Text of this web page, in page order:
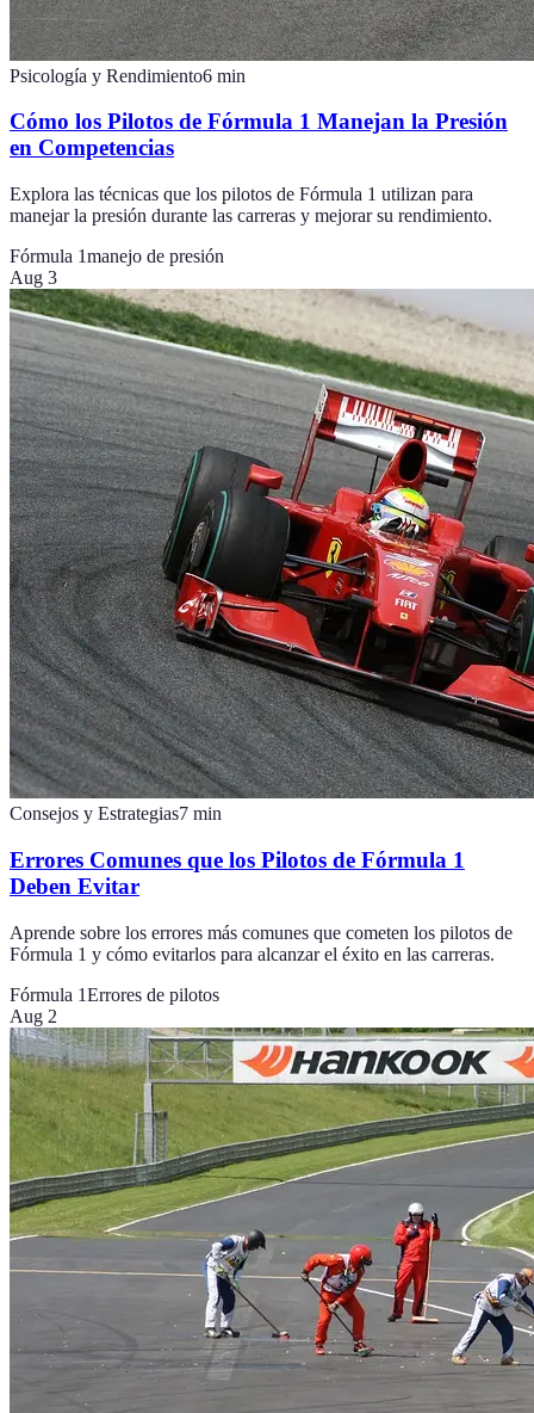
Psicología y Rendimiento6 min
Cómo los Pilotos de Fórmula 1 Manejan la Presión
en Competencias
Explora las técnicas que los pilotos de Fórmula 1 utilizan para
manejar la presión durante las carreras y mejorar su rendimiento.
Fórmula 1manejo de presión
Aug 3
Consejos y Estrategias7 min
Errores Comunes que los Pilotos de Fórmula 1
Deben Evitar
Aprende sobre los errores más comunes que cometen los pilotos de
Fórmula 1 y cómo evitarlos para alcanzar el éxito en las carreras.
Fórmula 1Errores de pilotos
Aug 2